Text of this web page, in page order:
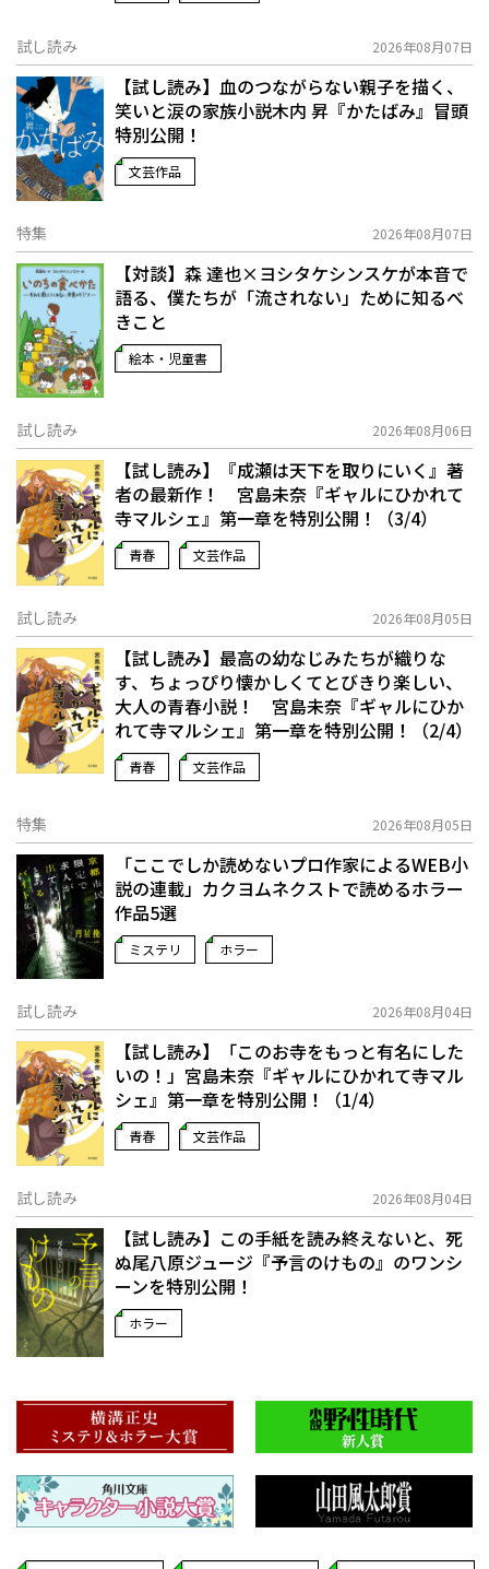
試し読み 2026年08月07日
【試し読み】血のつながらない親子を描く、
笑いと涙の家族小説――木内 昇『かたばみ』冒頭
特別公開！
文芸作品
特集 2026年08月07日
【対談】森 達也×ヨシタケシンスケが本音で
語る、僕たちが「流されない」ために知るべ
きこと
絵本・児童書
試し読み 2026年08月06日
【試し読み】『成瀬は天下を取りにいく』著
者の最新作！ 宮島未奈『ギャルにひかれて
寺マルシェ』第一章を特別公開！（3/4）
青春 文芸作品
試し読み 2026年08月05日
【試し読み】最高の幼なじみたちが織りな
す、ちょっぴり懐かしくてとびきり楽しい、
大人の青春小説！ 宮島未奈『ギャルにひか
れて寺マルシェ』第一章を特別公開！（2/4）
青春 文芸作品
特集 2026年08月05日
「ここでしか読めないプロ作家によるWEB小
説の連載」――カクヨムネクストで読めるホラー
作品5選
ミステリ ホラー
試し読み 2026年08月04日
【試し読み】「このお寺をもっと有名にした
いの！」宮島未奈『ギャルにひかれて寺マル
シェ』第一章を特別公開！（1/4）
青春 文芸作品
試し読み 2026年08月04日
【試し読み】この手紙を読み終えないと、死
ぬ――尾八原ジュージ『予言のけもの』のワンシ
ーンを特別公開！
ホラー